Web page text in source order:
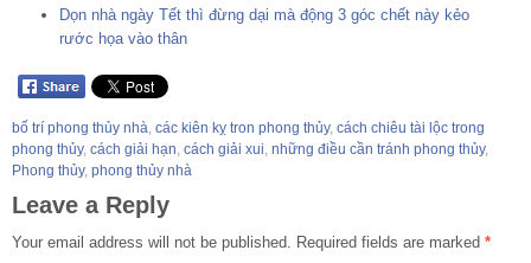
Dọn nhà ngày Tết thì đừng dại mà động 3 góc chết này kẻo
rước họa vào thân
bố trí phong thủy nhà, các kiên kỵ tron phong thủy, cách chiêu tài lộc trong
phong thủy, cách giải hạn, cách giải xui, những điều cần tránh phong thủy,
Phong thủy, phong thủy nhà
Leave a Reply
Your email address will not be published. Required fields are marked *